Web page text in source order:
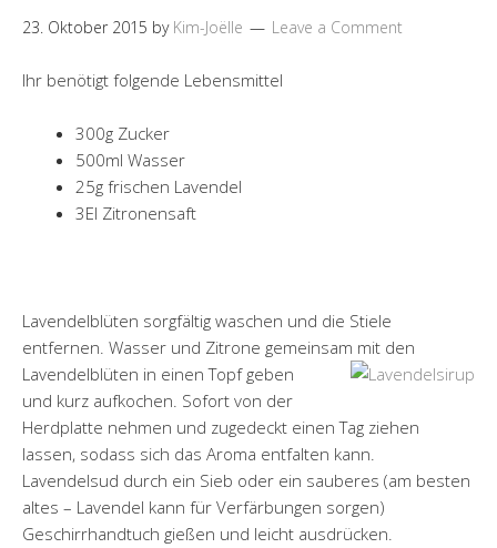
23. Oktober 2015 by Kim-Joëlle Leave a Comment
Ihr benötigt folgende Lebensmittel
300g Zucker
500ml Wasser
25g frischen Lavendel
3El Zitronensaft
Lavendelblüten sorgfältig waschen und die Stiele
entfernen. Wasser und Zitrone gemeinsam mit den
Lavendelblüten in einen Topf geben
und kurz aufkochen. Sofort von der
Herdplatte nehmen und zugedeckt einen Tag ziehen
lassen, sodass sich das Aroma entfalten kann.
Lavendelsud durch ein Sieb oder ein sauberes (am besten
altes – Lavendel kann für Verfärbungen sorgen)
Geschirrhandtuch gießen und leicht ausdrücken.